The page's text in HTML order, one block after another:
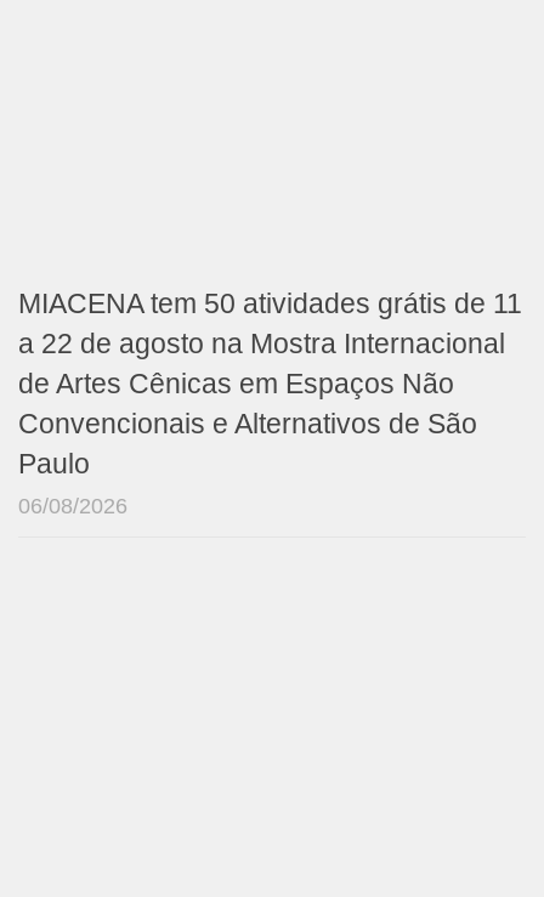
MIACENA tem 50 atividades grátis de 11
a 22 de agosto na Mostra Internacional
de Artes Cênicas em Espaços Não
Convencionais e Alternativos de São
Paulo
06/08/2026